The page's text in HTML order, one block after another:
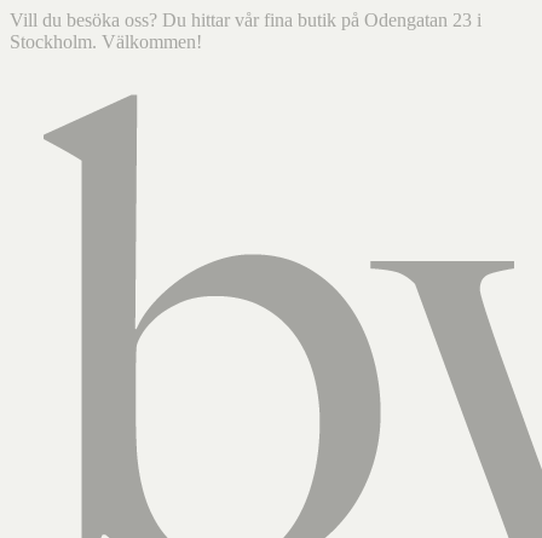
Vill du besöka oss? Du hittar vår fina butik på Odengatan 23 i
Stockholm. Välkommen!